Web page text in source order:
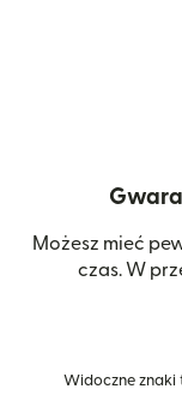
Możesz mieć
czas. W
Widoczne znaki